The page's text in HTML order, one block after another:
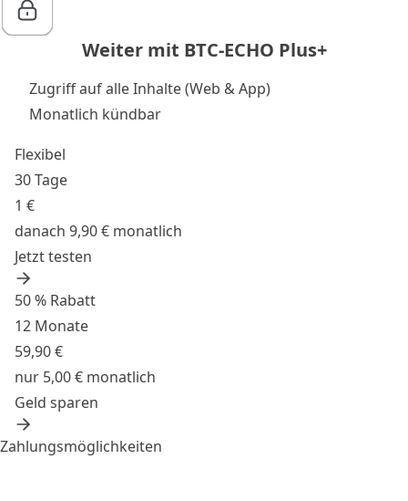
Weiter mit BTC-ECHO Plus+
Zugriff auf alle Inhalte (Web & App)
Monatlich kündbar
Flexibel
30 Tage
1 €
danach 9,90 € monatlich
Jetzt testen
50 % Rabatt
12 Monate
59,90 €
nur 5,00 € monatlich
Geld sparen
Zahlungsmöglichkeiten